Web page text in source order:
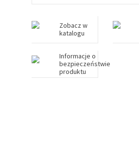
Zobacz w
katalogu
Informacje o
bezpieczeństwie
produktu